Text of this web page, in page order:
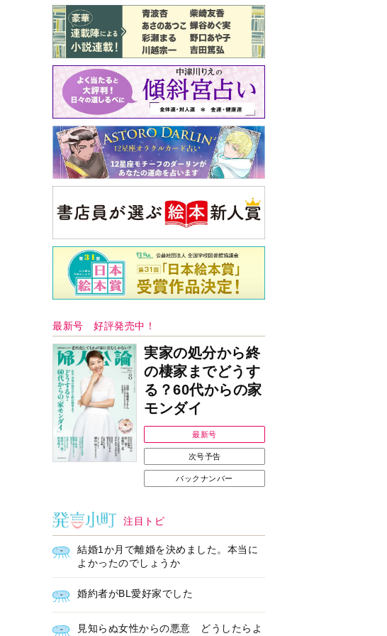
バックナンバー
注目トピ
結婚1か月で離婚を決めました。本当に
よかったのでしょうか
婚約者がBL愛好家でした
見知らぬ女性からの悪意 どうしたらよ
いか
中央公論新社の本
家運隆昌
幸運を招き入れる暮らし方
江原啓之 著 詳しくみる
ＡＩで始める遺言を書
く前の準備セミナー開
催
耳にすっぽり！オーテ
ィコン補聴器、新しい
スタイルで All in Ear
の「オーティコン ジー
ル」を発売
脳の健康習慣をサポー
トするオープンイヤー
型イヤホン「kikippa イ
ヤホン HERALBONY
モデル」発売
【編集部より】広告ペ
ージについてのお詫び
と訂正